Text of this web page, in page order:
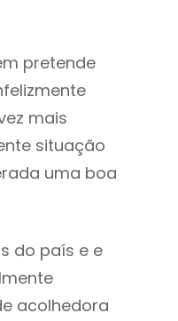
pretende
mais
situação
uma boa
do país e e
acolhedora